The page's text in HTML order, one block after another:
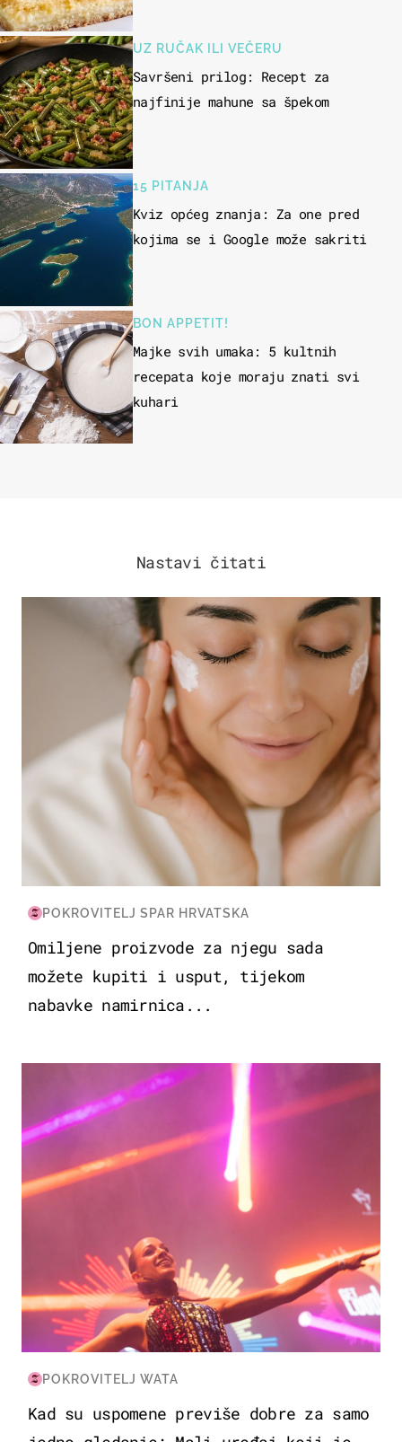
UZ RUČAK ILI VEČERU
Savršeni prilog: Recept za
najfinije mahune sa špekom
15 PITANJA
Kviz općeg znanja: Za one pred
kojima se i Google može sakriti
BON APPETIT!
Majke svih umaka: 5 kultnih
recepata koje moraju znati svi
kuhari
Nastavi čitati
MODA & LJEPOTA
POKROVITELJ SPAR HRVATSKA
Omiljene proizvode za njegu sada
možete kupiti i usput, tijekom
nabavke namirnica...
KULTURA & ZABAVA
POKROVITELJ WATA
Kad su uspomene previše dobre za samo